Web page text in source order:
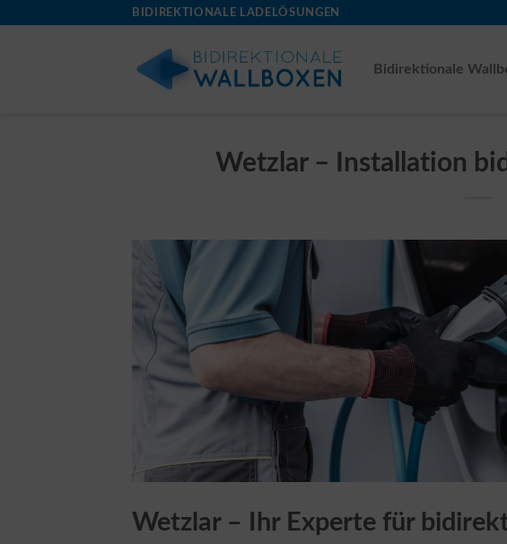
BIDIREKTIONALE LADELÖSUNGEN
Bidirektionale
Wetzlar – Installation
Wetzlar – Ihr Experte für